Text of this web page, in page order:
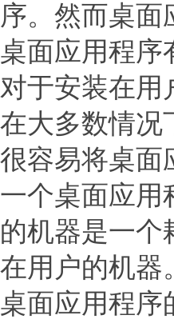
序。然而桌面
桌面应用程序
对于安装在用
在大多数情况
很容易将桌面
一个桌面应用
的机器是一个
在用户的机器
桌面应用程序